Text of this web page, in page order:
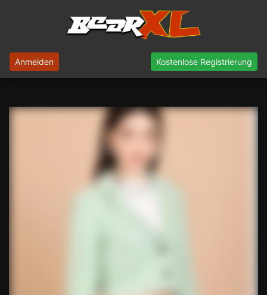
Anmelden Kostenlose Registrierung